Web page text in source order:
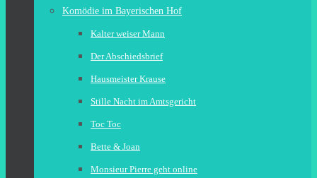
Komödie im Bayerischen Hof
Kalter weiser Mann
Der Abschiedsbrief
Hausmeister Krause
Stille Nacht im Amtsgericht
Toc Toc
Bette & Joan
Monsieur Pierre geht online